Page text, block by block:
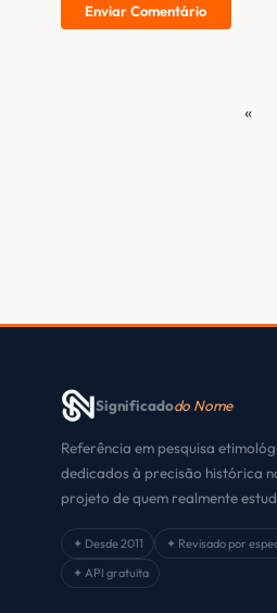
Enviar Comentário
«
Significadodo Nome
Referência em pesquisa
dedicados à precisão histórica
projeto de quem realmente
✦ Desde 2011 ✦ Revisado por
✦ API gratuita